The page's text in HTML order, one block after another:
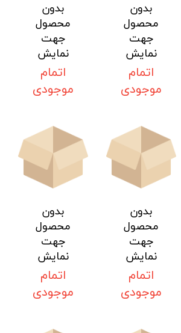
بدون
محصول
جهت
نمایش
اتمام
موجودی
بدون
محصول
جهت
نمایش
اتمام
موجودی
بدون
محصول
جهت
نمایش
اتمام
موجودی
بدون
محصول
جهت
نمایش
اتمام
موجودی